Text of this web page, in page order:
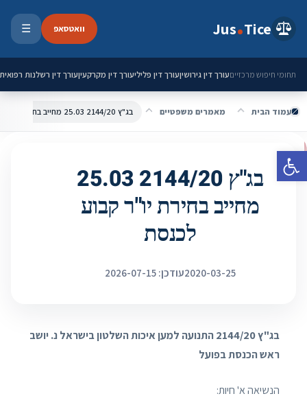
פתח סרגל נגישות
Jus Tice וואטסאפ ☰
תחומי חיפוש מרכזייםעורך דין גירושיןעורך דין פליליעורך דין מקרקעיןעורך דין רשלנות רפואית
עמוד הבית מאמרים משפטיים בג"ץ 2144/20 25.03 מחייב בחירת יו"ר קבוע לכנסת
בג"ץ 2144/20 25.03
מחייב בחירת יו"ר קבוע
לכנסת
2020-03-25עודכן: 2026-07-15
בג"ץ 2144/20 התנועה למען איכות השלטון בישראל נ. יושב
ראש הכנסת בפועל
הנשיאה א' חיות: